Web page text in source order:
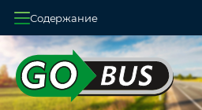
Содержание
Главная
О системе